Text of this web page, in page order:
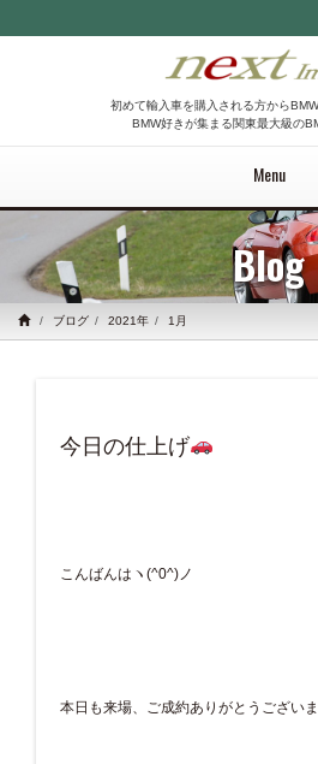
初めて輸入車を購入される方から
BMW好きが集まる関東最大級の
Menu
Blog
ブログ 2021年 1月
今日の仕上げ
こんばんはヽ(^0^)ノ
本日も来場、ご成約ありがとうござい